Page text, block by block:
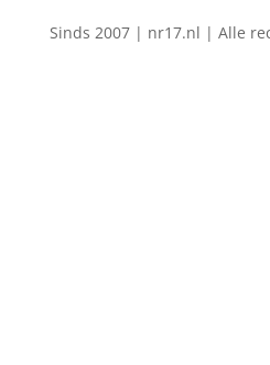
Sinds 2007 | nr17.nl | Alle